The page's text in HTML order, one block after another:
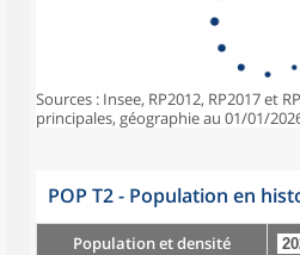
Sources : Insee, RP2012, RP2017 et
principales, géographie au 01/01/
POP T2 - Population en
Population et densité